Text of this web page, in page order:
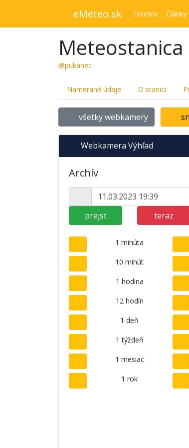
eMeteo.sk Domov Články
Meteostanica
@pukanec
Namerané údaje O stanici
všetky webkamery
Webkamera Výhľad
Archív
prejsť teraz
1 minúta
10 minút
1 hodina
12 hodín
1 deň
1 týždeň
1 mesiac
1 rok